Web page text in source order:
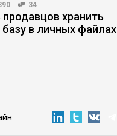
34
продавцов хранить
в личных файлах